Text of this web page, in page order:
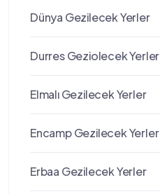
Dünya Gezilecek Yerler
Durres Geziolecek Yerler
Elmalı Gezilecek Yerler
Encamp Gezilecek Yerler
Erbaa Gezilecek Yerler